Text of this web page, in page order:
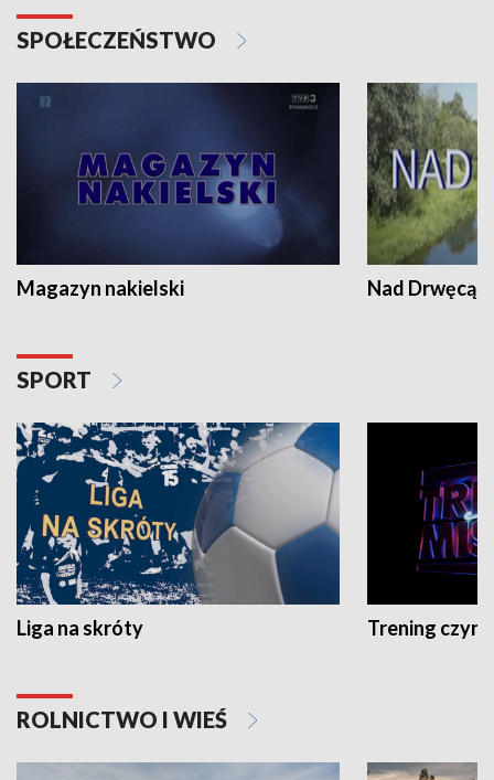
SPOŁECZEŃSTWO
Magazyn nakielski Nad Drwęcą
SPORT
Liga na skróty Trening czyni
ROLNICTWO I WIEŚ